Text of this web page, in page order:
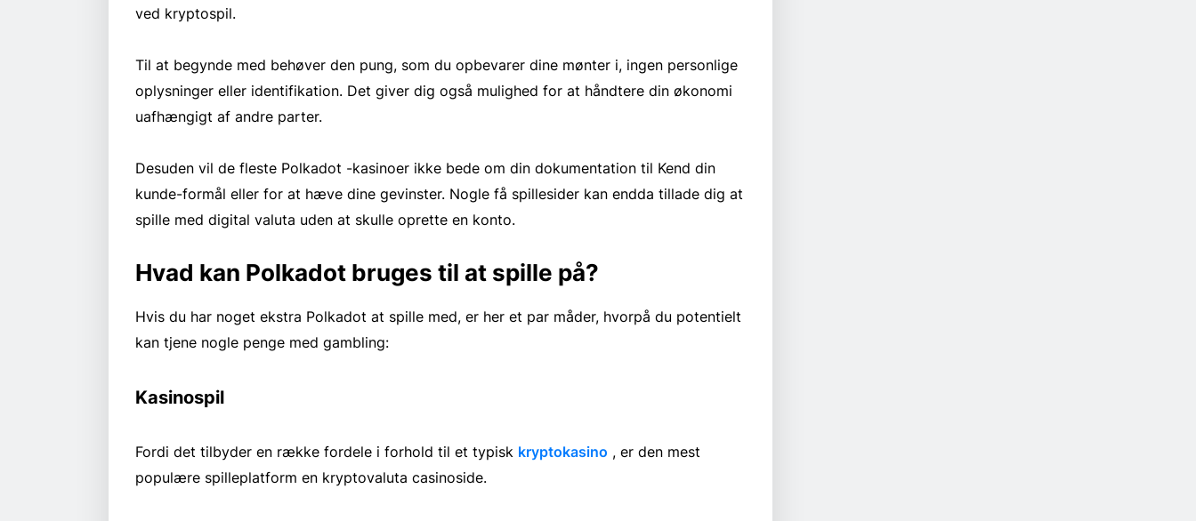
ved kryptospil.
Til at begynde med behøver den pung, som du opbevarer dine mønter i, ingen personlige
oplysninger eller identifikation. Det giver dig også mulighed for at håndtere din økonomi
uafhængigt af andre parter.
Desuden vil de fleste Polkadot -kasinoer ikke bede om din dokumentation til Kend din
kunde-formål eller for at hæve dine gevinster. Nogle få spillesider kan endda tillade dig at
spille med digital valuta uden at skulle oprette en konto.
Hvad kan Polkadot bruges til at spille på?
Hvis du har noget ekstra Polkadot at spille med, er her et par måder, hvorpå du potentielt
kan tjene nogle penge med gambling:
Kasinospil
Fordi det tilbyder en række fordele i forhold til et typisk kryptokasino , er den mest
populære spilleplatform en kryptovaluta casinoside.